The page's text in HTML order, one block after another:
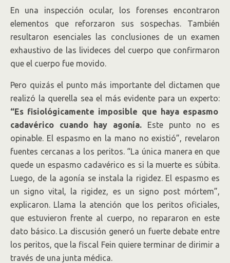
En una inspección ocular, los forenses encontraron
elementos que reforzaron sus sospechas. También
resultaron esenciales las conclusiones de un examen
exhaustivo de las livideces del cuerpo que confirmaron
que el cuerpo fue movido.
Pero quizás el punto más importante del dictamen que
realizó la querella sea el más evidente para un experto:
“Es fisiológicamente imposible que haya espasmo
cadavérico cuando hay agonía. Este punto no es
opinable. El espasmo en la mano no existió”, revelaron
fuentes cercanas a los peritos. “La única manera en que
quede un espasmo cadavérico es si la muerte es súbita.
Luego, de la agonía se instala la rigidez. El espasmo es
un signo vital, la rigidez, es un signo post mórtem”,
explicaron. Llama la atención que los peritos oficiales,
que estuvieron frente al cuerpo, no repararon en este
dato básico. La discusión generó un fuerte debate entre
los peritos, que la fiscal Fein quiere terminar de dirimir a
través de una junta médica.